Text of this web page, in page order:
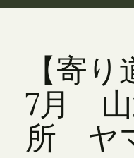
【寄
7月 山
所 ヤ